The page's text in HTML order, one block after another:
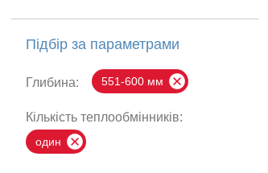
Підбір за параметрами
Глибина: 551-600 мм
Кількість теплообмінників:
один